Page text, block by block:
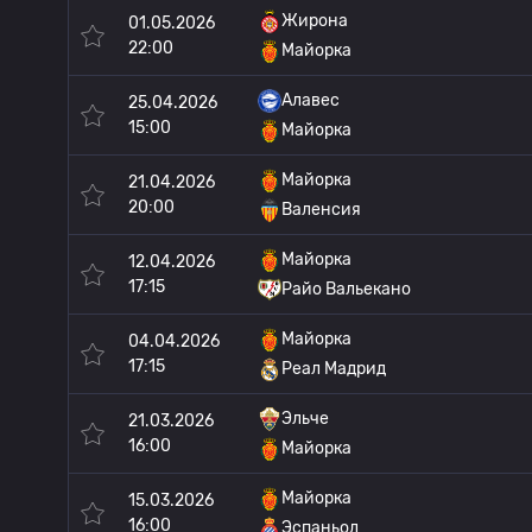
01.05.2026
22:00
Жирона
Майорка
25.04.2026
15:00
Алавес
Майорка
21.04.2026
20:00
Майорка
Валенсия
12.04.2026
17:15
Майорка
Райо Вальекано
04.04.2026
17:15
Майорка
Реал Мадрид
21.03.2026
16:00
Эльче
Майорка
15.03.2026
16:00
Майорка
Эспаньол